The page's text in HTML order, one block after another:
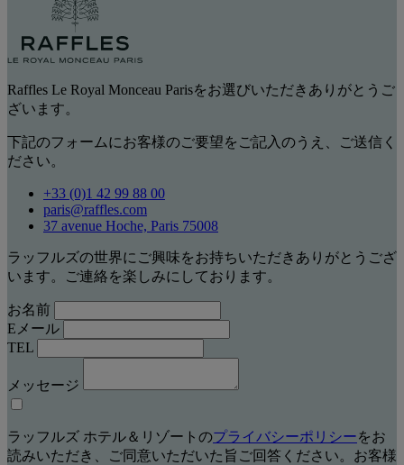
Raffles Le Royal Monceau Parisをお選びいただきありがとうご
ざいます。
下記のフォームにお客様のご要望をご記入のうえ、ご送信く
ださい。
+33 (0)1 42 99 88 00
paris@raffles.com
37 avenue Hoche, Paris 75008
ラッフルズの世界にご興味をお持ちいただきありがとうござ
います。ご連絡を楽しみにしております。
お名前
Eメール
TEL
メッセージ
ラッフルズ ホテル＆リゾートのプライバシーポリシーをお
読みいただき、ご同意いただいた旨ご回答ください。お客様